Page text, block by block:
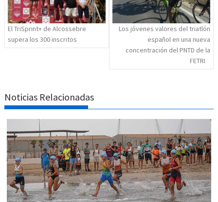
El TriSprint+ de Alcossebre
supera los 300 inscritos
Los jóvenes valores del triatlón
español en una nueva
concentración del PNTD de la
FETRI
Noticias Relacionadas